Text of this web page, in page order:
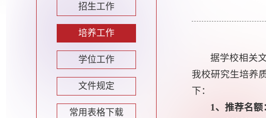
招生工作
培养工作
学位工作
文件规定
常用表格下载
据学校相关
我校研究生培养
下：
1、推荐名额